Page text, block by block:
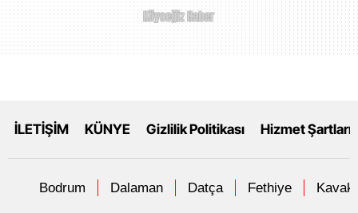
İLETİŞİM KÜNYE Gizlilik Politikası Hizmet Şartları
Bodrum Dalaman Datça Fethiye